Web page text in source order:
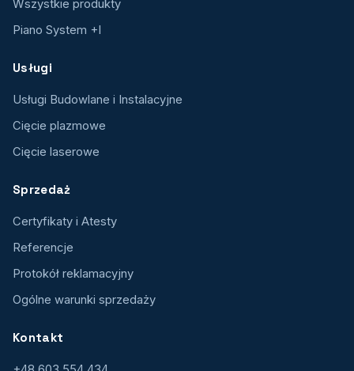
Wszystkie produkty
Piano System +I
Usługi
Usługi Budowlane i Instalacyjne
Cięcie plazmowe
Cięcie laserowe
Sprzedaż
Certyfikaty i Atesty
Referencje
Protokół reklamacyjny
Ogólne warunki sprzedaży
Kontakt